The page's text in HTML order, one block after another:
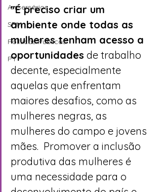
Anisersários
SPM
Políticas Públicas
PT
"É preciso criar um
ambiente onde todas as
mulheres tenham acesso a
oportunidades de trabalho
decente, especialmente
aquelas que enfrentam
maiores desafios, como as
mulheres negras, as
mulheres do campo e jovens
mães.  Promover a inclusão
produtiva das mulheres é
uma necessidade para o